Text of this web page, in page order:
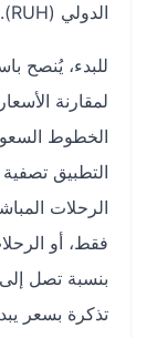
الدولي (RUH).
للبدء، يُنصح
لمقارنة الأسعار
الخطوط السعودية،
التطبيق تصفية
فقط، أو الرحلات